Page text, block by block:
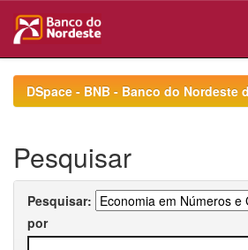
navigationDSpace - BNB - Banco do Nordeste
Pesquisar
Pesquisar:
por